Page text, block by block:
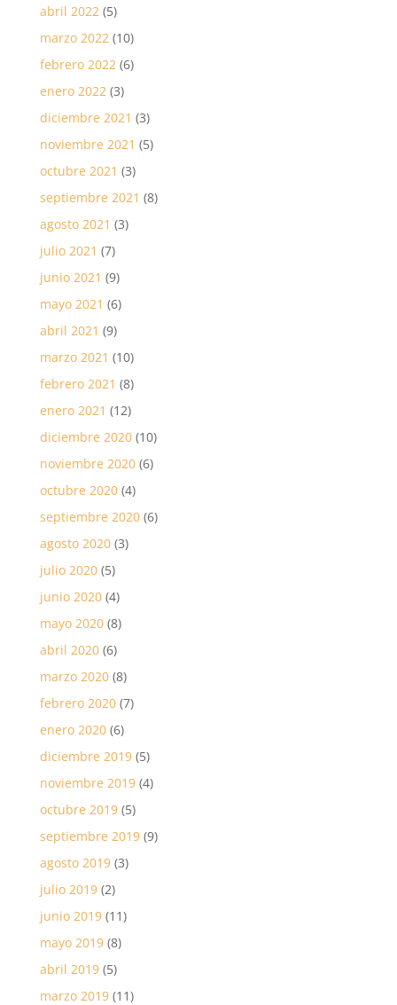
abril 2022(5)
marzo 2022(10)
febrero 2022(6)
enero 2022(3)
diciembre 2021 (3)
noviembre 2021 (5)
octubre 2021 (3)
septiembre 2021 (8)
agosto 2021 (3)
julio 2021 (7)
junio 2021 (9)
mayo 2021 (6)
abril 2021 (9)
marzo 2021 (10)
febrero 2021 (8)
enero 2021 (12)
diciembre 2020(10)
noviembre 2020(6)
octubre 2020(4)
septiembre 2020(6)
agosto 2020(3)
julio 2020(5)
junio 2020(4)
mayo 2020(8)
abril 2020(6)
marzo 2020(8)
febrero 2020(7)
enero 2020(6)
diciembre 2019(5)
noviembre 2019(4)
octubre 2019(5)
septiembre 2019(9)
agosto 2019(3)
julio 2019(2)
junio 2019(11)
mayo 2019(8)
abril 2019(5)
marzo 2019(11)